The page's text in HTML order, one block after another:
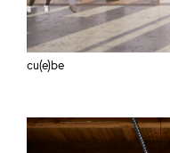
cu(e)be